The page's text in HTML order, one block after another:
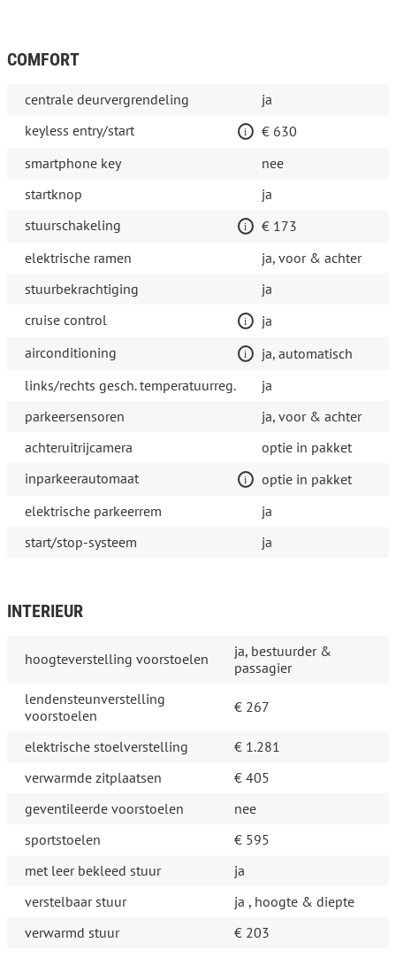
COMFORT
centrale deurvergrendeling
ja
keyless entry/start
€ 630
smartphone key
nee
startknop
ja
stuurschakeling
€ 173
elektrische ramen
ja, voor & achter
stuurbekrachtiging
ja
cruise control
ja
airconditioning
ja, automatisch
links/rechts gesch. temperatuurreg.
ja
parkeersensoren
ja, voor & achter
achteruitrijcamera
optie in pakket
inparkeerautomaat
optie in pakket
elektrische parkeerrem
ja
start/stop-systeem
ja
INTERIEUR
hoogteverstelling voorstoelen
ja, bestuurder &
passagier
lendensteunverstelling
voorstoelen
€ 267
elektrische stoelverstelling
€ 1.281
verwarmde zitplaatsen
€ 405
geventileerde voorstoelen
nee
sportstoelen
€ 595
met leer bekleed stuur
ja
verstelbaar stuur
ja , hoogte & diepte
verwarmd stuur
€ 203